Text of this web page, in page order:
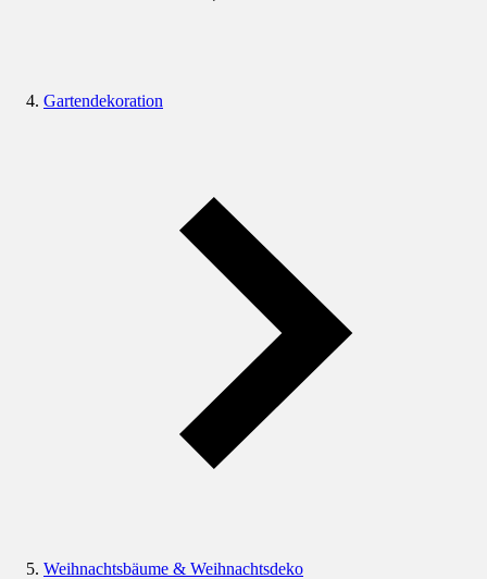
Gartendekoration
Weihnachtsbäume & Weihnachtsdeko